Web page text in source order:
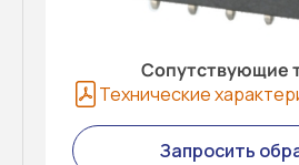
Сопутствующие
Технические
Запросить